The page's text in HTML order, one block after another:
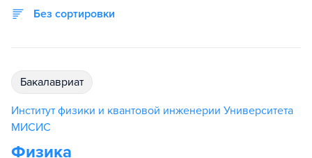
Без сортировки
бакалавриат
Институт физики и квантовой инженерии Университета
МИСИС
Физика